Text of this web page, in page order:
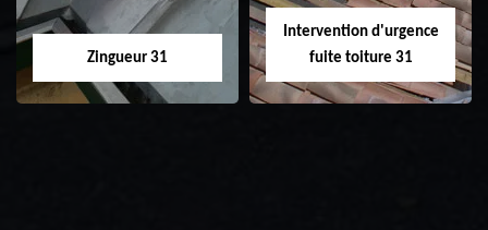
Zingueur 31
Intervention d'urgence
fuite toiture 31